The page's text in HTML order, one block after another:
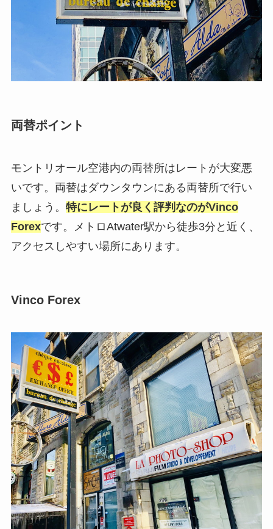
両替ポイント
モントリオール空港内の両替所はレートが大変悪
いです。両替はダウンタウンにある両替所で行い
ましょう。 特にレートが良く評判なのがVinco
Forexです。メトロAtwater駅から徒歩3分と近く、
アクセスしやすい場所にあります。
Vinco Forex